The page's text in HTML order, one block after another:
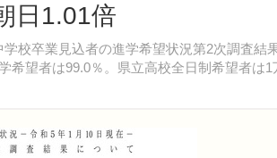
日1.01倍
卒業見込者の進学希望状況第2次調査結果
希望者は99.0％。県立高校全日制希望者は1